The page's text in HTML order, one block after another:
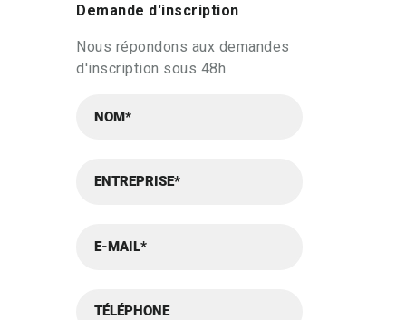
Demande d'inscription
Nous répondons aux demandes
d'inscription sous 48h.